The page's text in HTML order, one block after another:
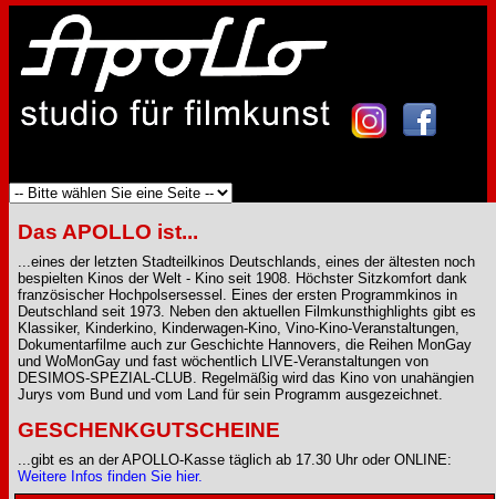
Das APOLLO ist...
...eines der letzten Stadteilkinos Deutschlands, eines der ältesten noch
bespielten Kinos der Welt - Kino seit 1908. Höchster Sitzkomfort dank
französischer Hochpolsersessel. Eines der ersten Programmkinos in
Deutschland seit 1973. Neben den aktuellen Filmkunsthighlights gibt es
Klassiker, Kinderkino, Kinderwagen-Kino, Vino-Kino-Veranstaltungen,
Dokumentarfilme auch zur Geschichte Hannovers, die Reihen MonGay
und WoMonGay und fast wöchentlich LIVE-Veranstaltungen von
DESIMOS-SPEZIAL-CLUB. Regelmäßig wird das Kino von unahängien
Jurys vom Bund und vom Land für sein Programm ausgezeichnet.
GESCHENKGUTSCHEINE
...gibt es an der APOLLO-Kasse täglich ab 17.30 Uhr oder ONLINE:
Weitere Infos finden Sie hier.